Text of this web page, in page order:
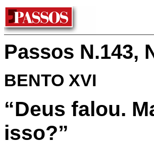
Passos N.143,
BENTO XVI
“Deus falou.
isso?”